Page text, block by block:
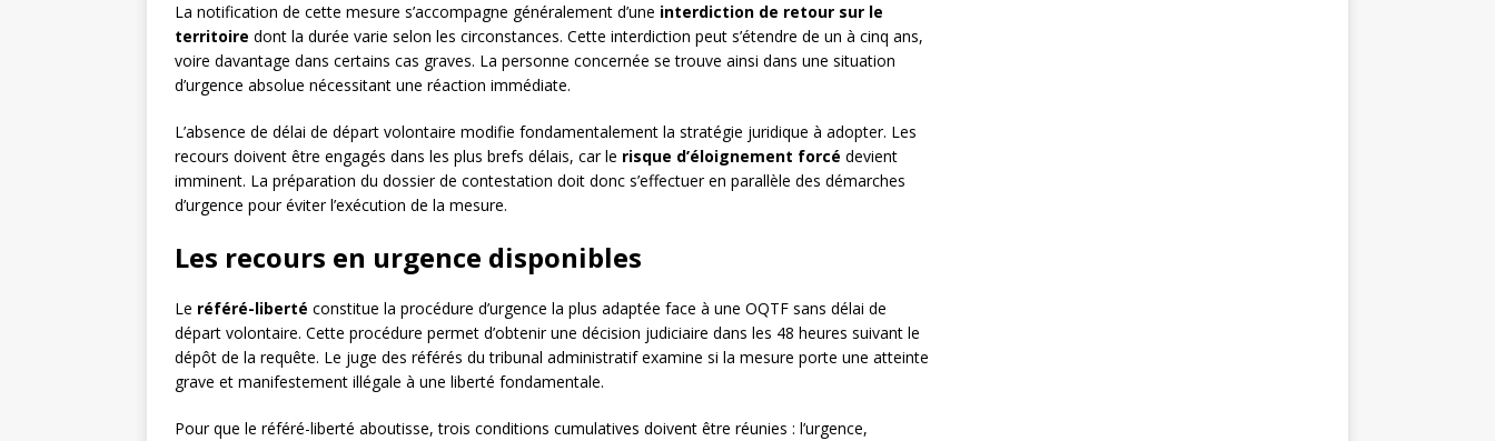
La notification de cette mesure s’accompagne généralement d’une interdiction de retour sur le
territoire dont la durée varie selon les circonstances. Cette interdiction peut s’étendre de un à cinq ans,
voire davantage dans certains cas graves. La personne concernée se trouve ainsi dans une situation
d’urgence absolue nécessitant une réaction immédiate.
L’absence de délai de départ volontaire modifie fondamentalement la stratégie juridique à adopter. Les
recours doivent être engagés dans les plus brefs délais, car le risque d’éloignement forcé devient
imminent. La préparation du dossier de contestation doit donc s’effectuer en parallèle des démarches
d’urgence pour éviter l’exécution de la mesure.
Les recours en urgence disponibles
Le référé-liberté constitue la procédure d’urgence la plus adaptée face à une OQTF sans délai de
départ volontaire. Cette procédure permet d’obtenir une décision judiciaire dans les 48 heures suivant le
dépôt de la requête. Le juge des référés du tribunal administratif examine si la mesure porte une atteinte
grave et manifestement illégale à une liberté fondamentale.
Pour que le référé-liberté aboutisse, trois conditions cumulatives doivent être réunies : l’urgence,